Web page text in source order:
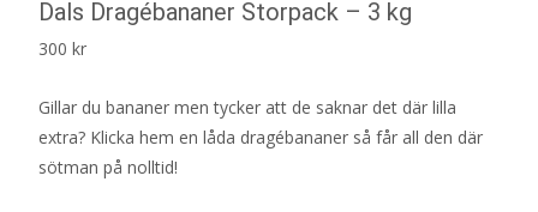
Dals Dragébananer Storpack – 3 kg
300 kr
Gillar du bananer men tycker att de saknar det där lilla
extra? Klicka hem en låda dragébananer så får all den där
sötman på nolltid!